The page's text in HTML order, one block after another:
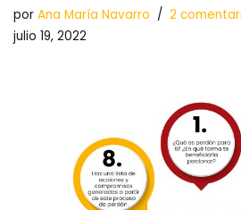
por Ana María Navarro 2
julio 19, 2022